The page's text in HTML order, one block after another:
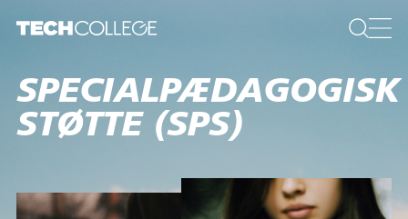
SPECIALPÆDAGOGISK
­STØTTE (SPS)